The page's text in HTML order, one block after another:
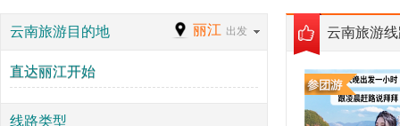
云南旅游目的地 丽江 出发
直达丽江开始
线路类型
4飞云南昆明大理丽江香格里拉泸沽湖西双
宜，又很新
1314我
获得¥0元积分
云南旅游